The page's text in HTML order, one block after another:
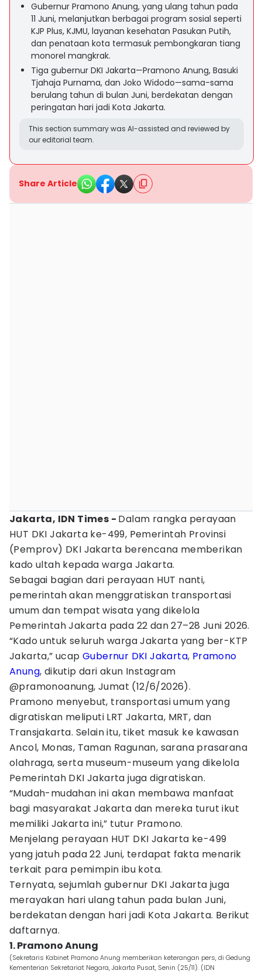
Gubernur Pramono Anung, yang ulang tahun pada
11 Juni, melanjutkan berbagai program sosial seperti
KJP Plus, KJMU, layanan kesehatan Pasukan Putih,
dan penataan kota termasuk pembongkaran tiang
monorel mangkrak.
Tiga gubernur DKI Jakarta—Pramono Anung, Basuki
Tjahaja Purnama, dan Joko Widodo—sama-sama
berulang tahun di bulan Juni, berdekatan dengan
peringatan hari jadi Kota Jakarta.
This section summary was AI-assisted and reviewed by
our editorial team.
Share Article
Jakarta, IDN Times - Dalam rangka perayaan
HUT DKI Jakarta ke-499, Pemerintah Provinsi
(Pemprov) DKI Jakarta berencana memberikan
kado ultah kepada warga Jakarta.
Sebagai bagian dari perayaan HUT nanti,
pemerintah akan menggratiskan transportasi
umum dan tempat wisata yang dikelola
Pemerintah Jakarta pada 22 dan 27–28 Juni 2026.
“Kado untuk seluruh warga Jakarta yang ber-KTP
Jakarta,” ucapGubernur DKI Jakarta, Pramono
Anung, dikutip dari akun Instagram
@pramonoanung, Jumat (12/6/2026).
Pramono menyebut, transportasi umum yang
digratiskan meliputi LRT Jakarta, MRT, dan
Transjakarta. Selain itu, tiket masuk ke kawasan
Ancol, Monas, Taman Ragunan, sarana prasarana
olahraga, serta museum-museum yang dikelola
Pemerintah DKI Jakarta juga digratiskan.
“Mudah-mudahan ini akan membawa manfaat
bagi masyarakat Jakarta dan mereka turut ikut
memiliki Jakarta ini,” tutur Pramono.
Menjelang perayaan HUT DKI Jakarta ke-499
yang jatuh pada 22 Juni, terdapat fakta menarik
terkait para pemimpin ibu kota.
Ternyata, sejumlah gubernur DKI Jakarta juga
merayakan hari ulang tahun pada bulan Juni,
berdekatan dengan hari jadi Kota Jakarta. Berikut
daftarnya.
1. Pramono Anung
(Sekretaris Kabinet Pramono Anung memberikan keterangan pers, di Gedung
Kementerian Sekretariat Negara, Jakarta Pusat, Senin (25/11). (IDN